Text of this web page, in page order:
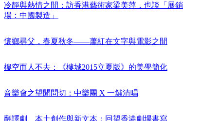
冷靜與熱情之間：訪香港藝術家梁美萍，也談「展銷
場：中國製造」
懷鄉尋父，春夏秋冬——蕭紅在文字與電影之間
樓空而人不去：《樓城2015立夏版》的美學簡化
音樂會之望聞問切：中樂團 X 一舖清唱
翻譯劇、本土創作與新文本：回望香港劇場書寫